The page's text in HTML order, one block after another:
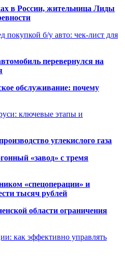
в России, жительница Лиды
покупкой б/у авто: чек-лист для
перевернулся на
обслуживание: почему
ключевые этапы и
углекислого газа
«завод» с тремя
«спецоперации» и
тысяч рублей
области ограничения
как эффективно управлять